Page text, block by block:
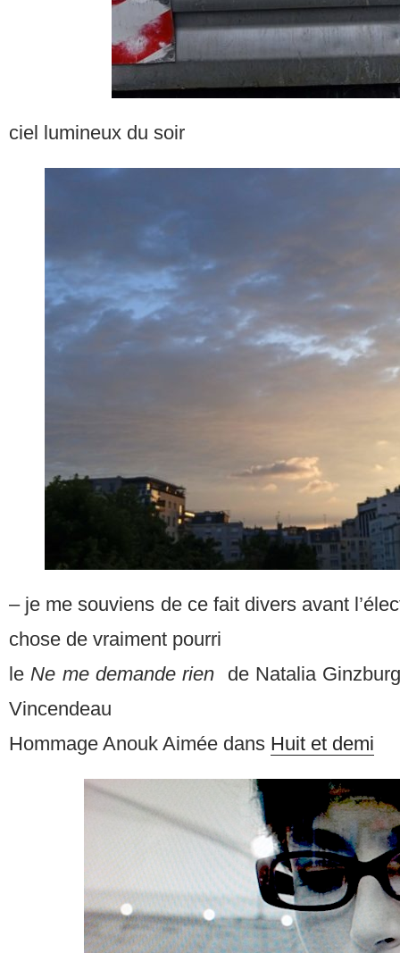
ciel lumineux du soir
– je me souviens de ce fait divers avant
chose de vraiment pourri
leNe me demande rien
de Natalia
Vincendeau
Hommage Anouk Aimée dans Huit et demi